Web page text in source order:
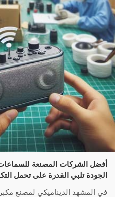
أفضل الشركات المصنعة
الجودة تلبي القدرة على تحمل
في المشهد الديناميكي لمصنع